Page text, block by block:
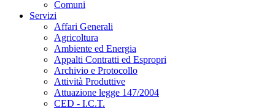
Comuni
Servizi
Affari Generali
Agricoltura
Ambiente ed Energia
Appalti Contratti ed Espropri
Archivio e Protocollo
Attività Produttive
Attuazione legge 147/2004
CED - I.C.T.